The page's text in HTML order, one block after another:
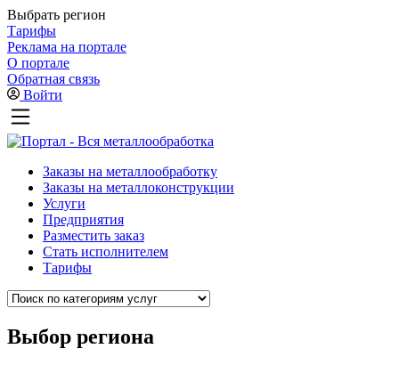
Выбрать регион
Тарифы
Реклама на портале
О портале
Обратная связь
Войти
Заказы на металлообработку
Заказы на металлоконструкции
Услуги
Предприятия
Разместить заказ
Стать исполнителем
Тарифы
Выбор региона